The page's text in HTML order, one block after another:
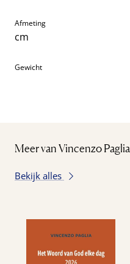
Afmeting
cm
Gewicht
Meer van Vincenzo Paglia
Bekijk alles